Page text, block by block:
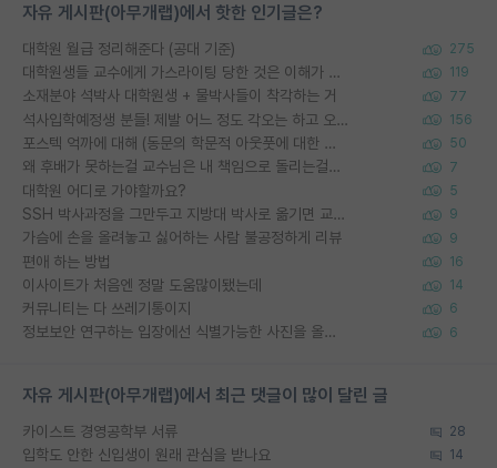
자유 게시판(아무개랩)에서 핫한 인기글은?
대학원 월급 정리해준다 (공대 기준) 275
대학원생들 교수에게 가스라이팅 당한 것은 이해가 갑니다. 안타깝네요. 119
소재분야 석박사 대학원생 + 물박사들이 착각하는 거 77
석사입학예정생 분들! 제발 어느 정도 각오는 하고 오세요. 156
포스텍 억까에 대해 (동문의 학문적 아웃풋에 대한 반박) 50
왜 후배가 못하는걸 교수님은 내 책임으로 돌리는걸까요? 7
대학원 어디로 가야할까요? 5
SSH 박사과정을 그만두고 지방대 박사로 옮기면 교수의 꿈은 끝일까요? 9
가슴에 손을 올려놓고 싫어하는 사람 불공정하게 리뷰 9
편애 하는 방법 16
이사이트가 처음엔 정말 도움많이됐는데 14
커뮤니티는 다 쓰레기통이지 6
정보보안 연구하는 입장에선 식별가능한 사진을 올리는건 비추이긴함 6
자유 게시판(아무개랩)에서 최근 댓글이 많이 달린 글
카이스트 경영공학부 서류 28
입학도 안한 신입생이 원래 관심을 받나요 14